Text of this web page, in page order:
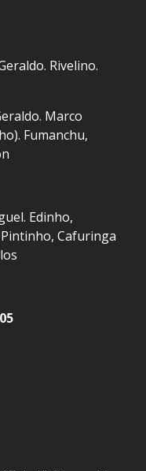
Rivelino.
Marco
Fumanchu,
Edinho,
Cafuringa